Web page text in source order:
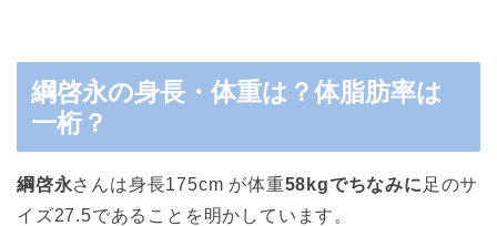
綱啓永の身長・体重は？体脂肪率は
一桁？
綱啓永さんは身長175cm が体重58kgでちなみに 足のサ
イズ27.5であることを明かしています。